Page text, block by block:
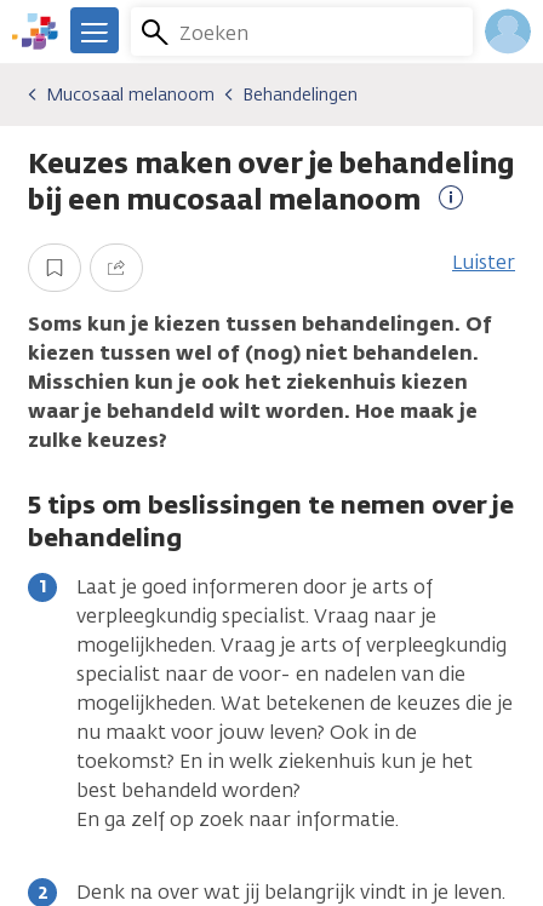
Overslaan
en
gaan
We
er
je.
Kanker.nl
Zoeken
Menu
Kankersoorten
Mucosaal melanoom
Behandelingen
Mucosaal melanoom Behandelingen
Keuzes maken over je behandeling
bij een mucosaal melanoom
Opslaan Delen Luister
Soms kun je kiezen tussen behandelingen. Of
kiezen tussen wel of (nog) niet behandelen.
Misschien kun je ook het ziekenhuis kiezen
waar je behandeld wilt worden. Hoe maak je
zulke keuzes?
5 tips om beslissingen te nemen over je
behandeling
Laat je goed informeren door je arts of
verpleegkundig specialist. Vraag naar je
mogelijkheden. Vraag je arts of verpleegkundig
specialist naar de voor- en nadelen van die
mogelijkheden. Wat betekenen de keuzes die je
nu maakt voor jouw leven? Ook in de
toekomst? En in welk ziekenhuis kun je het
best behandeld worden?
En ga zelf op zoek naar informatie.
Denk na over wat jij belangrijk vindt in je leven.